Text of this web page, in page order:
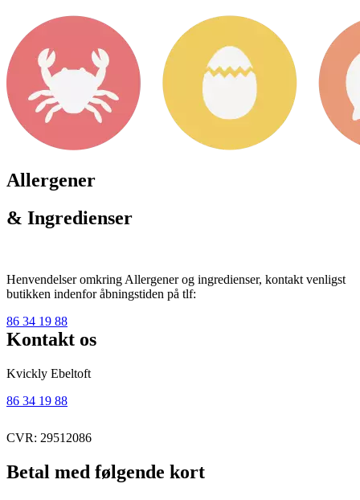
Allergener
& Ingredienser
Henvendelser omkring Allergener og ingredienser, kontakt venligst
butikken indenfor åbningstiden på tlf:
86 34 19 88
Kontakt os
Kvickly Ebeltoft
86 34 19 88
CVR: 29512086
Betal med følgende kort